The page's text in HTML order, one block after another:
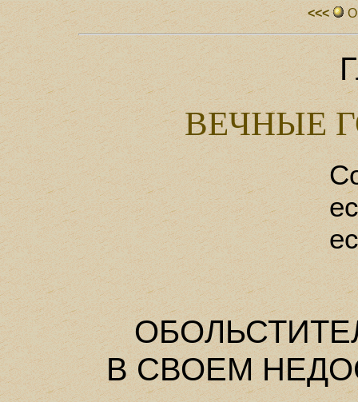
<<<
ВЕЧНЫЕ
В СВОЕМ